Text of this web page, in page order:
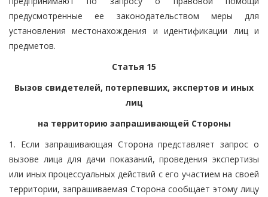
предусмотренные ее законодательством меры для
установления местонахождения и идентификации лиц и
предметов.
Статья 15
Вызов свидетелей, потерпевших, экспертов и иных
лиц
на территорию запрашивающей Стороны
1. Если запрашивающая Сторона представляет запрос о
вызове лица для дачи показаний, проведения экспертизы
или иных процессуальных действий с его участием на своей
территории, запрашиваемая Сторона сообщает этому лицу